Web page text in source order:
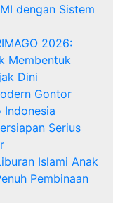
dengan Sistem
2026:
Membentuk
Dini
Gontor
Indonesia
Serius
Islami Anak
Pembinaan